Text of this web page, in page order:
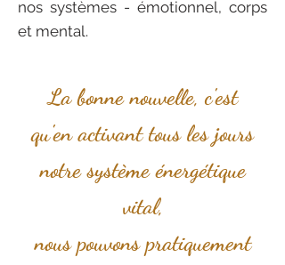
nos systèmes - émotionnel, corps
et mental.
La bonne nouvelle, c'est
qu'en activant tous les jours
notre système énergétique
vital,
nous pouvons pratiquement